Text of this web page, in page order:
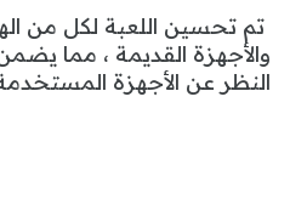
تم تحسين اللعبة لكل من
والأجهزة القديمة ، مما
النظر عن الأجهزة